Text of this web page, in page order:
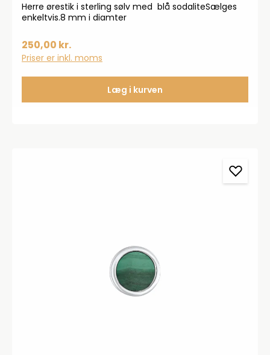
Herre ørestik i sterling sølv med blå sodaliteSælges
enkeltvis.8 mm i diamter
250,00 kr.
Priser er inkl. moms
Læg i kurven